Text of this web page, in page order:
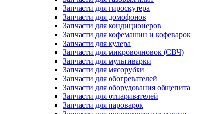
Запчасти для гироскутера
Запчасти для домофонов
Запчасти для кондиционеров
Запчасти для кофемашин и кофеварок
Запчасти для кулера
Запчасти для микроволновок (СВЧ)
Запчасти для мультиварки
Запчасти для мясорубки
Запчасти для обогревателей
Запчасти для оборудования общепита
Запчасти для отпаривателей
Запчасти для пароварок